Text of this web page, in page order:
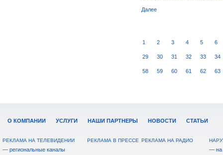
Далее
1 2 3 4 5 6
29 30 31 32 33 34
58 59 60 61 62 63
О КОМПАНИИ УСЛУГИ НАШИ ПАРТНЕРЫ НОВОСТИ СТАТЬИ
РЕКЛАМА НА ТЕЛЕВИДЕНИИ
— региональные каналы
РЕКЛАМА В ПРЕССЕ РЕКЛАМА НА РАДИО
— на